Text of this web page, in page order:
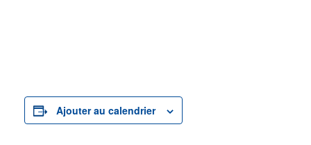
Ajouter au calendrier